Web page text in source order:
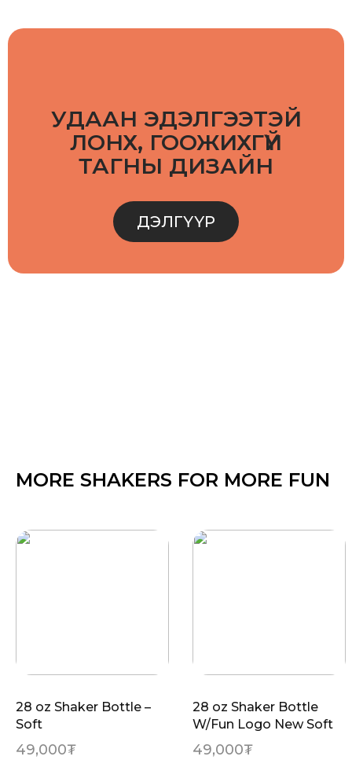
УДААН ЭДЭЛГЭЭТЭЙ
ЛОНХ, ГООЖИХГҮЙ
ТАГНЫ ДИЗАЙН
ДЭЛГҮҮР
MORE SHAKERS FOR MORE FUN
28 oz Shaker Bottle –
Soft
49,000₮
28 oz Shaker Bottle
W/Fun Logo New Soft
49,000₮